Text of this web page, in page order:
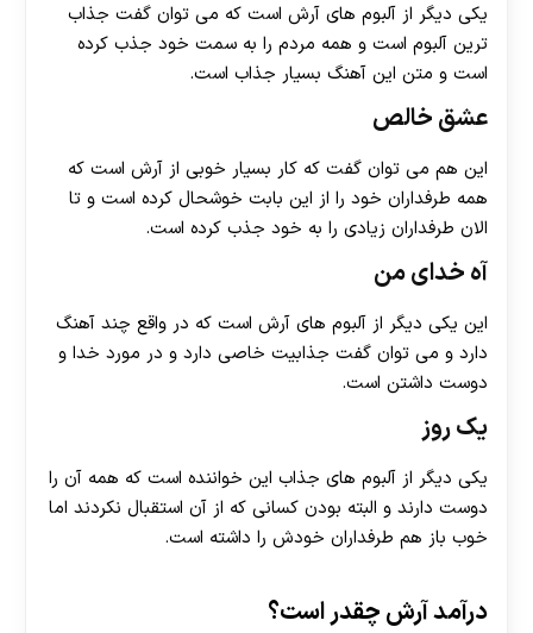
یکی دیگر از آلبوم های آرش است که می توان گفت جذاب
ترین آلبوم است و همه مردم را به سمت خود جذب کرده
است و متن این آهنگ بسیار جذاب است.
عشق خالص
این هم می توان گفت که کار بسیار خوبی از آرش است که
همه طرفداران خود را از این بابت خوشحال کرده است و تا
الان طرفداران زیادی را به خود جذب کرده است.
آه خدای من
این یکی دیگر از آلبوم های آرش است که در واقع چند آهنگ
دارد و می توان گفت جذابیت خاصی دارد و در مورد خدا و
دوست داشتن است.
یک روز
یکی دیگر از آلبوم های جذاب این خواننده است که همه آن را
دوست دارند و البته بودن کسانی که از آن استقبال نکردند اما
خوب باز هم طرفداران خودش را داشته است.
درآمد آرش چقدر است؟